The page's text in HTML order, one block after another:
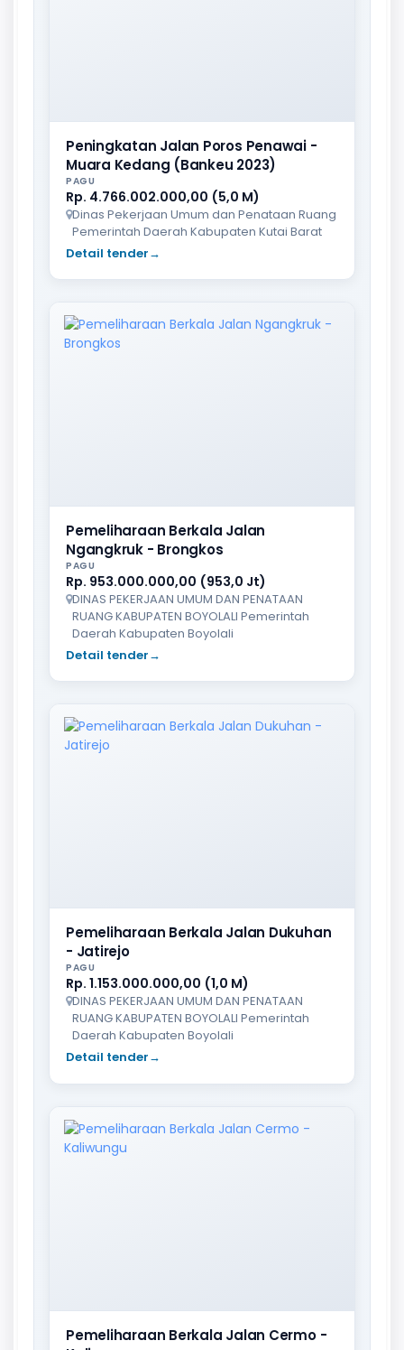
Peningkatan Jalan Poros Penawai -
Muara Kedang (Bankeu 2023)
PAGU
Rp. 4.766.002.000,00 (5,0 M)
Dinas Pekerjaan Umum dan Penataan Ruang
Pemerintah Daerah Kabupaten Kutai Barat
Detail tender→
Pemeliharaan Berkala Jalan
Ngangkruk - Brongkos
PAGU
Rp. 953.000.000,00 (953,0 Jt)
DINAS PEKERJAAN UMUM DAN PENATAAN
RUANG KABUPATEN BOYOLALI Pemerintah
Daerah Kabupaten Boyolali
Detail tender→
Pemeliharaan Berkala Jalan Dukuhan
- Jatirejo
PAGU
Rp. 1.153.000.000,00 (1,0 M)
DINAS PEKERJAAN UMUM DAN PENATAAN
RUANG KABUPATEN BOYOLALI Pemerintah
Daerah Kabupaten Boyolali
Detail tender→
Pemeliharaan Berkala Jalan Cermo -